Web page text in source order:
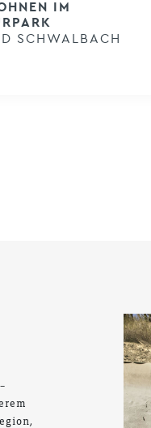
IM
SCHWALBACH